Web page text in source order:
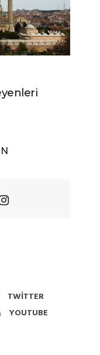
TWITTER
YOUTUBE